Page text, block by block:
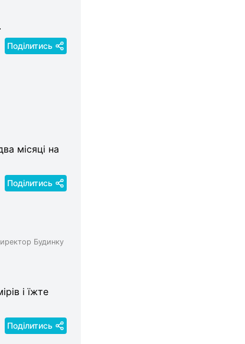
Поділитись
місяці на
Поділитись
Будинку
і їжте
Поділитись